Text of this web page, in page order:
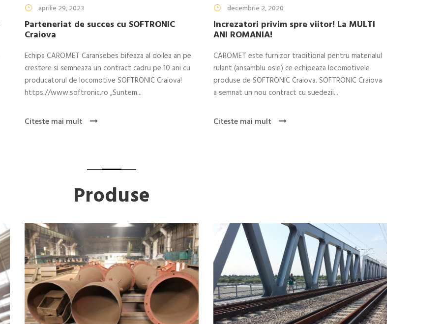
aprilie 29, 2023
Parteneriat de succes cu SOFTRONIC
Craiova
Echipa CAROMET Caransebes bifeaza al doilea an pe
crestere si semneaza un contract cadru pe 10 ani cu
producatorul de locomotive SOFTRONIC Craiova!
https://www.softronic.ro „Suntem...
Citeste mai mult
decembrie 2, 2020
Increzatori privim spre viitor! La MULTI
ANI ROMANIA!
CAROMET este furnizor traditional pentru materialul
rulant (ansamblu osie) ce echipeaza locomotivele
produse de SOFTRONIC Craiova. SOFTRONIC Craiova
a semnat un nou contract cu suedezii...
Citeste mai mult
Produse